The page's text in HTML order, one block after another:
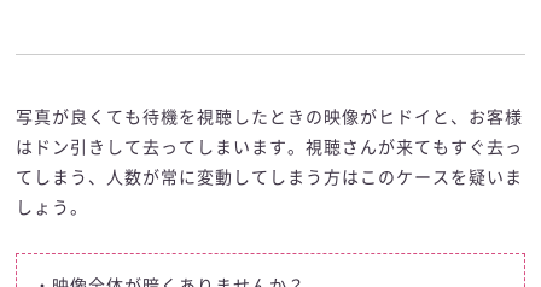
写真が良くても待機を視聴したときの映像がヒドイと、お客様
はドン引きして去ってしまいます。視聴さんが来てもすぐ去っ
てしまう、人数が常に変動してしまう方はこのケースを疑いま
しょう。